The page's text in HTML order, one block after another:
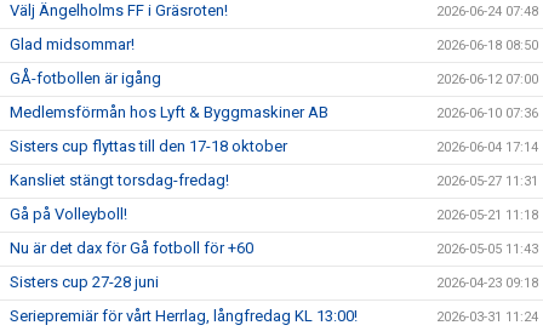
Välj Ängelholms FF i Gräsroten! 2026-06-24 07:48
Glad midsommar! 2026-06-18 08:50
GÅ-fotbollen är igång 2026-06-12 07:00
Medlemsförmån hos Lyft & Byggmaskiner AB 2026-06-10 07:36
Sisters cup flyttas till den 17-18 oktober 2026-06-04 17:14
Kansliet stängt torsdag-fredag! 2026-05-27 11:31
Gå på Volleyboll! 2026-05-21 11:18
Nu är det dax för Gå fotboll för +60 2026-05-05 11:43
Sisters cup 27-28 juni 2026-04-23 09:18
Seriepremiär för vårt Herrlag, långfredag KL 13:00! 2026-03-31 11:24